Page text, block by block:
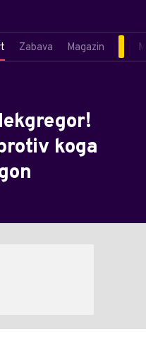
Zabava Magazin
koga